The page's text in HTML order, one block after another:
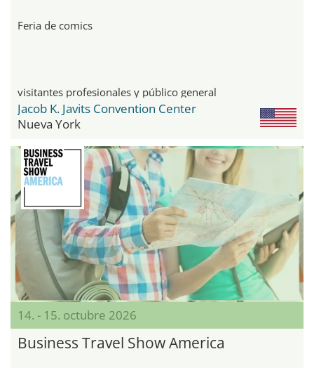
Feria de comics
visitantes profesionales y público general
Jacob K. Javits Convention Center
Nueva York
14. - 15. octubre 2026
Business Travel Show America